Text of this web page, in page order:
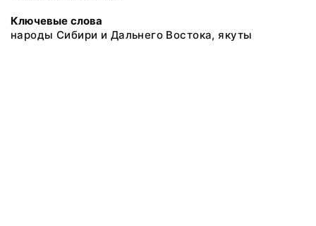
Ключевые слова
народы Сибири и Дальнего Востока, якуты